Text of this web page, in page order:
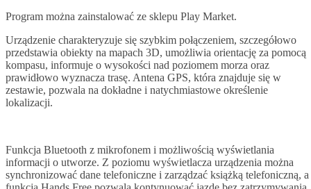
Program można zainstalować ze sklepu Play Market.
Urządzenie charakteryzuje się szybkim połączeniem, szczegółowo
przedstawia obiekty na mapach 3D, umożliwia orientację za pomocą
kompasu, informuje o wysokości nad poziomem morza oraz
prawidłowo wyznacza trasę. Antena GPS, która znajduje się w
zestawie, pozwala na dokładne i natychmiastowe określenie
lokalizacji.
Funkcja Bluetooth z mikrofonem i możliwością wyświetlania
informacji o utworze. Z poziomu wyświetlacza urządzenia można
synchronizować dane telefoniczne i zarządzać książką telefoniczną, a